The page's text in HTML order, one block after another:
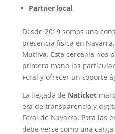
Partner local
Desde 2019 somos una
presencia física en
Mutilva. Esta cercanía nos
primera mano las
Foral y ofrecer un soporte
La llegada de Naticket
era de transparencia y
Foral de Navarra. Para las
debe verse como una